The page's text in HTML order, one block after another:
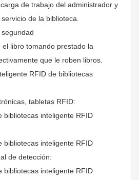
de trabajo del administrador y
de la biblioteca.
libro tomando prestado la
que le roben libros.
RFID de bibliotecas
tabletas RFID:
bibliotecas inteligente RFID
bibliotecas inteligente RFID
de detección:
bibliotecas inteligente RFID